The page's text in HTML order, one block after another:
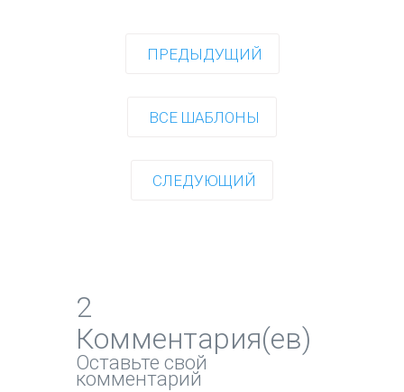
ПРЕДЫДУЩИЙ
ВСЕ ШАБЛОНЫ
СЛЕДУЮЩИЙ
2
Комментария(ев)
Оставьте свой
комментарий